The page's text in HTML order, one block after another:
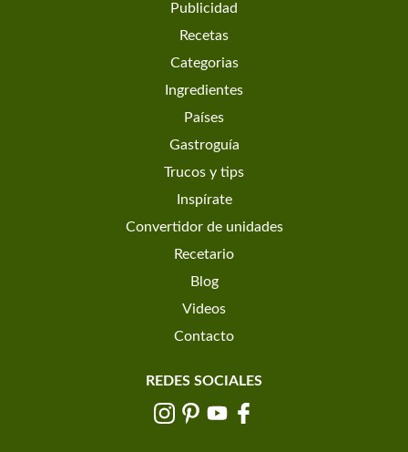
Publicidad
Recetas
Categorias
Ingredientes
Países
Gastroguía
Trucos y tips
Inspírate
Convertidor de unidades
Recetario
Blog
Videos
Contacto
REDES SOCIALES